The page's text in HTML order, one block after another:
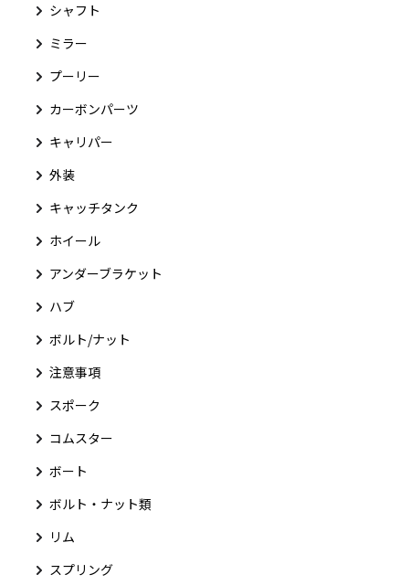
シャフト
ミラー
プーリー
カーボンパーツ
キャリパー
外装
キャッチタンク
ホイール
アンダーブラケット
ハブ
ボルト/ナット
注意事項
スポーク
コムスター
ボート
ボルト・ナット類
リム
スプリング